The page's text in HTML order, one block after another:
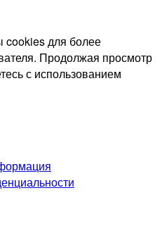
cookies для более
Продолжая просмотр
с использованием